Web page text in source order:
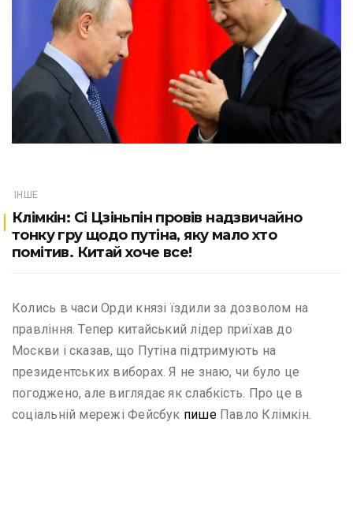
ІНШЕ
Клімкін: Сі Цзіньпін провів надзвичайно
тонку гру щодо путіна, яку мало хто
помітив. Китай хоче все!
Колись в часи Орди князі їздили за дозволом на
правління. Тепер китайський лідер приїхав до
Москви і сказав, що Путіна підтримують на
президентських виборах. Я не знаю, чи було це
погоджено, але виглядає як слабкість. Про це в
соціальній мережі Фейсбук пишеПавло Клімкін.